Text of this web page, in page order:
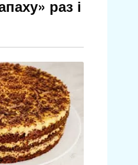
раз і